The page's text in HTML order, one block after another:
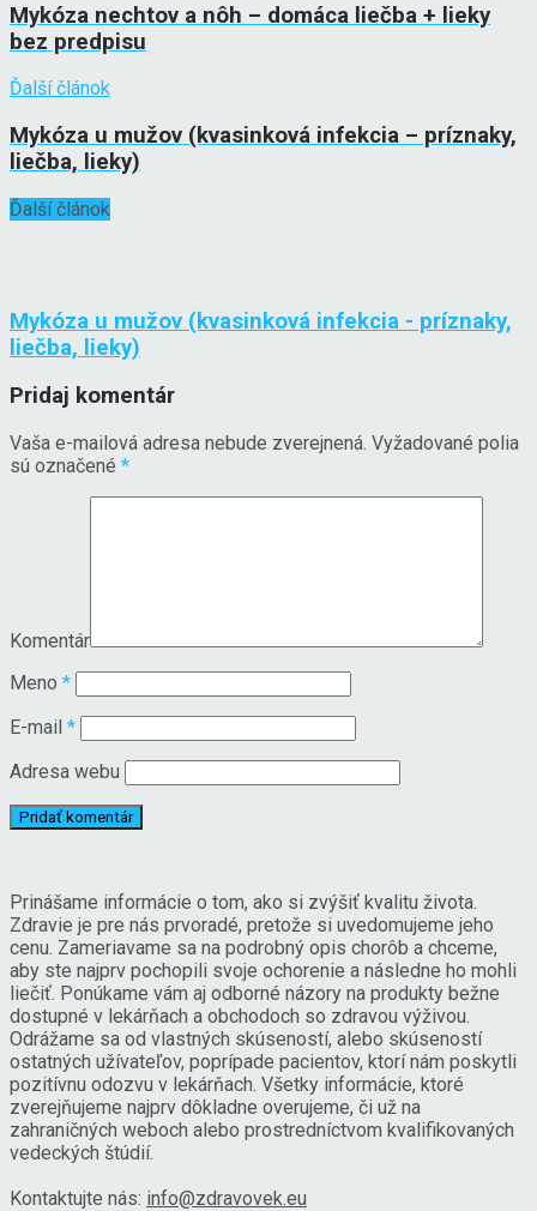
Mykóza nechtov a nôh – domáca liečba + lieky
bez predpisu
Ďalší článok
Mykóza u mužov (kvasinková infekcia – príznaky,
liečba, lieky)
Ďalší článok
Mykóza u mužov (kvasinková infekcia - príznaky,
liečba, lieky)
Pridaj komentár
Vaša e-mailová adresa nebude zverejnená. Vyžadované polia
sú označené *
Komentár
Meno *
E-mail *
Adresa webu
Prinášame informácie o tom, ako si zvýšiť kvalitu života.
Zdravie je pre nás prvoradé, pretože si uvedomujeme jeho
cenu. Zameriavame sa na podrobný opis chorôb a chceme,
aby ste najprv pochopili svoje ochorenie a následne ho mohli
liečiť. Ponúkame vám aj odborné názory na produkty bežne
dostupné v lekárňach a obchodoch so zdravou výživou.
Odrážame sa od vlastných skúseností, alebo skúseností
ostatných užívateľov, poprípade pacientov, ktorí nám poskytli
pozitívnu odozvu v lekárňach. Všetky informácie, ktoré
zverejňujeme najprv dôkladne overujeme, či už na
zahraničných weboch alebo prostredníctvom kvalifikovaných
vedeckých štúdií.
Kontaktujte nás: info@zdravovek.eu